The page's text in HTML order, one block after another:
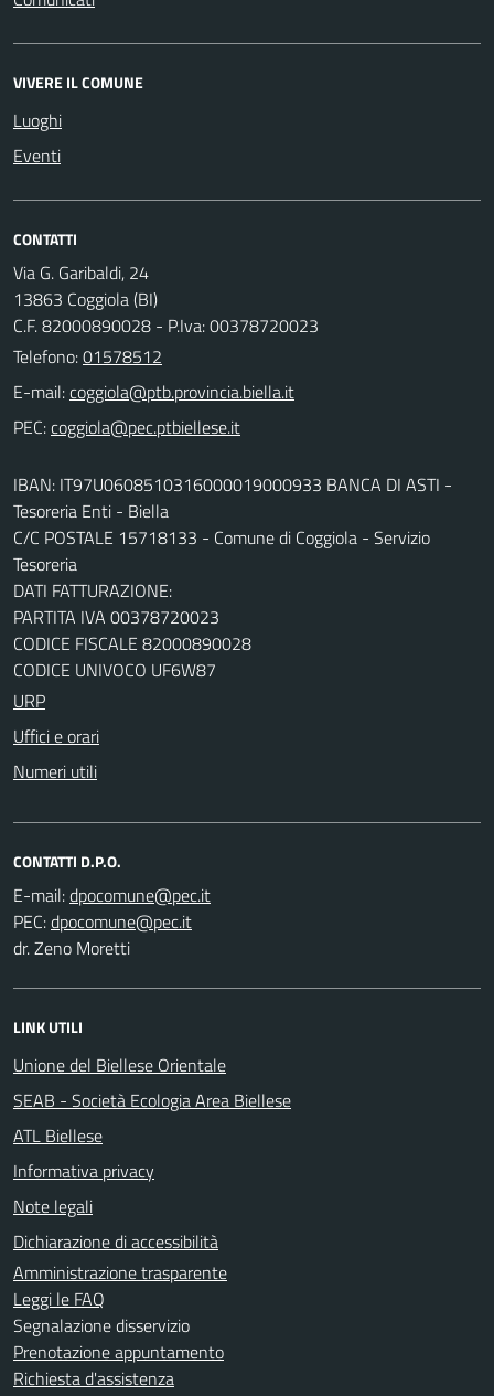
VIVERE IL COMUNE
Luoghi
Eventi
CONTATTI
Via G. Garibaldi, 24
13863 Coggiola (BI)
C.F. 82000890028 - P.Iva: 00378720023
Telefono:01578512
E-mail:
PEC:
IBAN: IT97U0608510316000019000933 BANCA DI ASTI -
Tesoreria Enti - Biella
C/C POSTALE 15718133 - Comune di Coggiola - Servizio
Tesoreria
DATI FATTURAZIONE:
PARTITA IVA 00378720023
CODICE FISCALE 82000890028
CODICE UNIVOCO UF6W87
URP
Uffici e orari
Numeri utili
CONTATTI D.P.O.
E-mail:
PEC:
dr. Zeno Moretti
LINK UTILI
Unione del Biellese Orientale
SEAB - Società Ecologia Area Biellese
ATL Biellese
Informativa privacy
Note legali
Dichiarazione di accessibilità
Amministrazione trasparente
Leggi le FAQ
Segnalazione disservizio
Prenotazione appuntamento
Richiesta d'assistenza